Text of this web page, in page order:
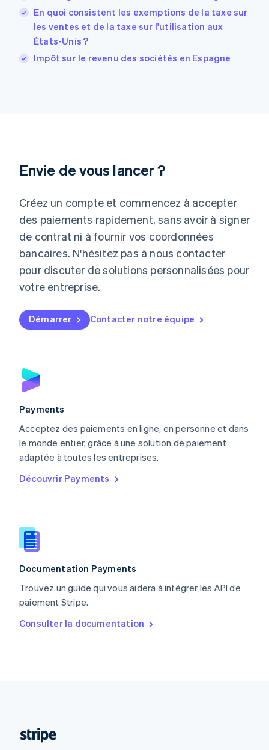
En quoi consistent les exemptions de la taxe sur
les ventes et de la taxe sur l'utilisation aux
États-Unis ?
Impôt sur le revenu des sociétés en Espagne
Envie de vous lancer ?
Créez un compte et commencez à accepter
des paiements rapidement, sans avoir à signer
de contrat ni à fournir vos coordonnées
bancaires. N'hésitez pas à nous contacter
pour discuter de solutions personnalisées pour
votre entreprise.
Démarrer Contacter notre équipe
Payments
Acceptez des paiements en ligne, en personne et dans
le monde entier, grâce à une solution de paiement
adaptée à toutes les entreprises.
Découvrir Payments
Documentation Payments
Trouvez un guide qui vous aidera à intégrer les API de
paiement Stripe.
Consulter la documentation
FrançaisEnglish
Gibraltar
English
Grèce
English
Japon
Lettonie
English
Liechtenstein
DeutschEnglish
Lituanie
Luxembourg
FrançaisDeutschEnglish
English简体中文
Malte
Norvège
English
English
NederlandsEnglish
Pologne
English
PortuguêsEnglish
English
Roumanie
Royaume-Uni
Singapour
English 简体中文
English